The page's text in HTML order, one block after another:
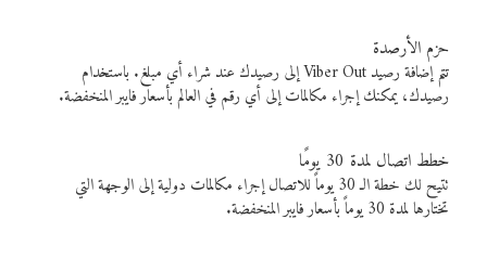
حزم الأرصدة
تتم إضافة رصيد Viber Out إلى رصيدك عند شراء أي مبلغ. باستخدام
رصيدك، يمكنك إجراء مكالمات إلى أي رقم في العالم بأسعار فايبر المنخفضة.
خطط اتصال لمدة 30 يومًا
تتيح لك خطة الـ 30 يوماً للاتصال إجراء مكالمات دولية إلى الوجهة التي
تختارها لمدة 30 يوماً بأسعار فايبر المنخفضة.